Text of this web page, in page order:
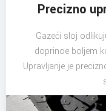
Precizno
Gazeći sloj
doprinoe boljem
Upravljanje je